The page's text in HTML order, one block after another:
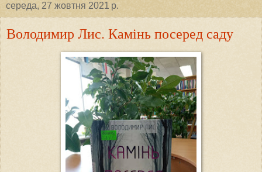
середа, 27 жовтня 2021 р.
Володимир Лис. Камінь посеред саду